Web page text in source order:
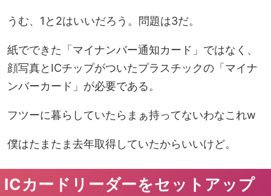
うむ、1と2はいいだろう。 問題は3だ。
紙でできた「マイナンバー通知カード」ではなく、
顔写真とICチップがついたプラスチックの「マイナ
ンバーカード」が必要である。
フツーに暮らしていたら まぁ持ってないわなこれw
僕はたまたま去年取得していたからいいけど。
ICカードリーダーをセットアップ